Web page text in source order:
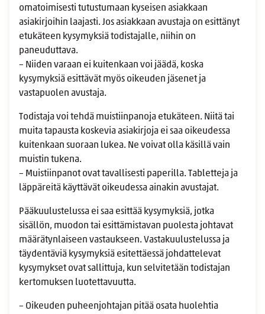
omatoimisesti tutustumaan kyseisen asiakkaan
asiakirjoihin laajasti. Jos asiakkaan avustaja on esittänyt
etukäteen kysymyksiä todistajalle, niihin on
paneuduttava.
– Niiden varaan ei kuitenkaan voi jäädä, koska
kysymyksiä esittävät myös oikeuden jäsenet ja
vastapuolen avustaja.
Todistaja voi tehdä muistiinpanoja etukäteen. Niitä tai
muita tapausta koskevia asiakirjoja ei saa oikeudessa
kuitenkaan suoraan lukea. Ne voivat olla käsillä vain
muistin tukena.
– Muistiinpanot ovat tavallisesti paperilla. Tabletteja ja
läppäreitä käyttävät oikeudessa ainakin avustajat.
Pääkuulustelussa ei saa esittää kysymyksiä, jotka
sisällön, muodon tai esittämistavan puolesta johtavat
määrätynlaiseen vastaukseen. Vastakuulustelussa ja
täydentäviä kysymyksiä esitettäessä johdattelevat
kysymykset ovat sallittuja, kun selvitetään todistajan
kertomuksen luotettavuutta.
– Oikeuden puheenjohtajan pitää osata huolehtia